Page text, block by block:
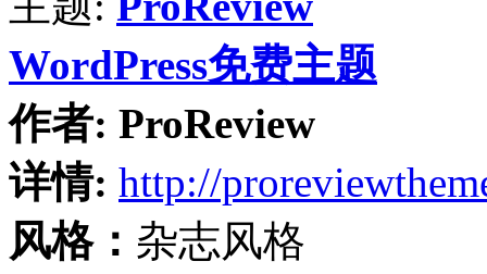
WordPress免费主题
作者: ProReview
详情: http://
风格： 杂志风格